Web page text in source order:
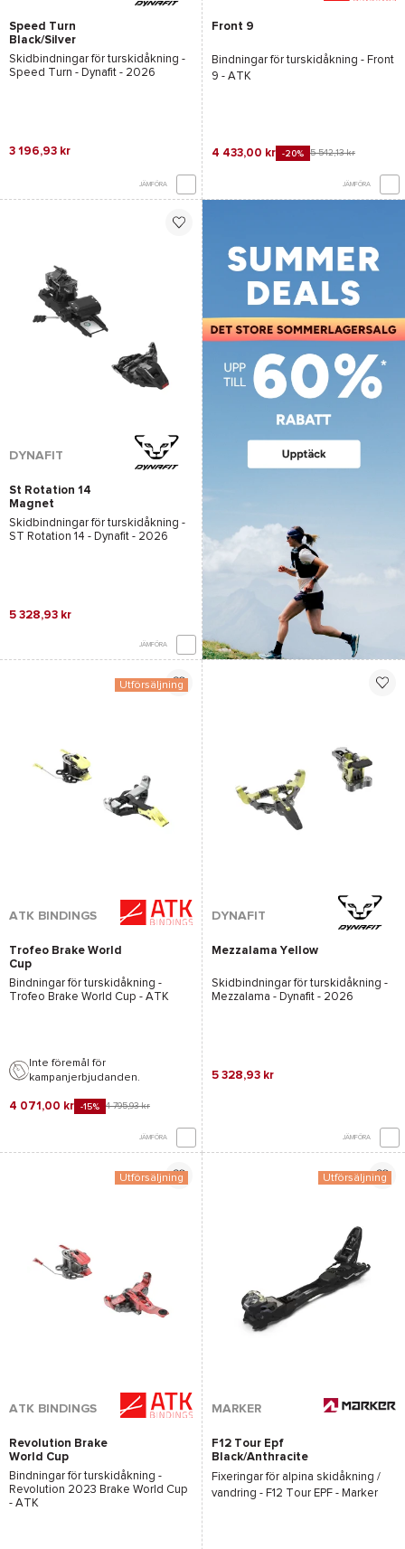
Speed Turn
Black/Silver
Skidbindningar för turskidåkning -
Speed Turn - Dynafit - 2026
3 196,93 kr
JÄMFÖRA
Front 9
Bindningar för turskidåkning - Front
9 - ATK
4 433,00 kr -20% 5 542,13 kr
JÄMFÖRA
DYNAFIT
St Rotation 14
Magnet
Skidbindningar för turskidåkning -
ST Rotation 14 - Dynafit - 2026
5 328,93 kr
JÄMFÖRA
här
Utförsäljning
ATK BINDINGS
Trofeo Brake World
Cup
Bindningar för turskidåkning -
Trofeo Brake World Cup - ATK
Inte föremål för
kampanjerbjudanden.
4 071,00 kr -15% 4 795,93 kr
JÄMFÖRA
DYNAFIT
Mezzalama Yellow
Skidbindningar för turskidåkning -
Mezzalama - Dynafit - 2026
5 328,93 kr
JÄMFÖRA
Utförsäljning
ATK BINDINGS
Revolution Brake
World Cup
Bindningar för turskidåkning -
Revolution 2023 Brake World Cup
- ATK
Utförsäljning
MARKER
F12 Tour Epf
Black/Anthracite
Fixeringar för alpina skidåkning /
vandring - F12 Tour EPF - Marker